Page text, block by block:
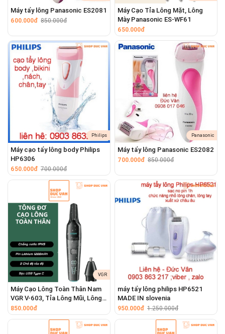
Máy tẩy lông Panasonic ES2081
600.000đ 850.000đ
Máy Cạo Tỉa Lông Mặt, Lông
Mày Panasonic ES-WF61
650.000đ
Philips
Máy cạo tẩy lông body Philips
HP6306
650.000đ 700.000đ
Panasonic
Máy tẩy lông Panasonic ES2082
700.000đ 850.000đ
VGR
Máy Cạo Lông Toàn Thân Nam
VGR V-603, Tỉa Lông Mũi, Lông
Vùng Kín Chuyên Dụng, Chống
Nước IPX5, Pin Trâu 180 Phút
850.000đ
máy tẩy lông philips HP6521
MADE IN slovenia
950.000đ 1.250.000đ